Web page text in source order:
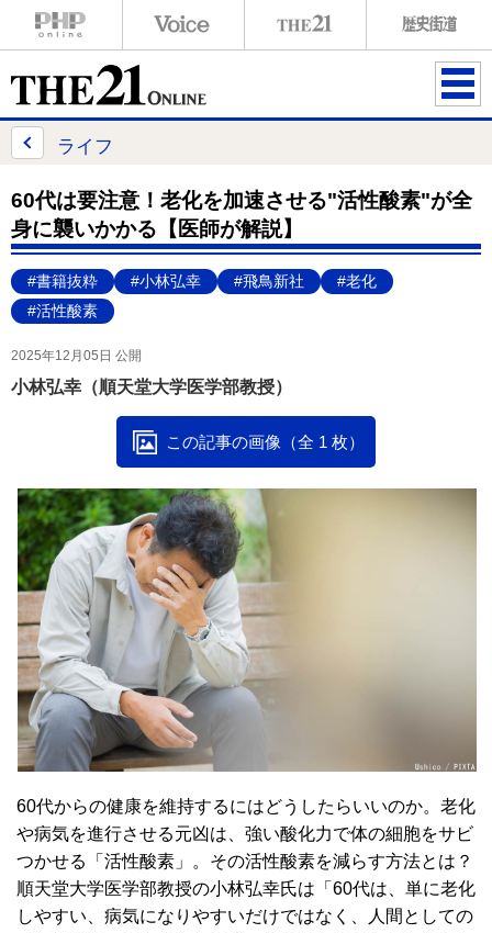
ME
ライフ
60代は要注意！老化を加速させる"活性酸素"が全
身に襲いかかる【医師が解説】
#書籍抜粋 #小林弘幸 #飛鳥新社
#老化
#活性酸素
2025年12月05日 公開
小林弘幸（順天堂大学医学部教授）
この記事の画像（全 1 枚）
60代からの健康を維持するにはどうしたらいいのか。老化
や病気を進行させる元凶は、強い酸化力で体の細胞をサビ
つかせる「活性酸素」。その活性酸素を減らす方法とは？
順天堂大学医学部教授の小林弘幸氏は「60代は、単に老化
しやすい、病気になりやすいだけではなく、人間としての